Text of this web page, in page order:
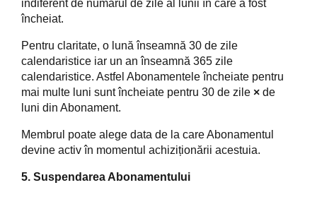
indiferent de numărul de zile al lunii în care a fost
încheiat.
Pentru claritate, o lună înseamnă 30 de zile
calendaristice iar un an înseamnă 365 zile
calendaristice. Astfel Abonamentele încheiate pentru
mai multe luni sunt încheiate pentru 30 de zile × de
luni din Abonament.
Membrul poate alege data de la care Abonamentul
devine activ în momentul achiziționării acestuia.
5. Suspendarea Abonamentului